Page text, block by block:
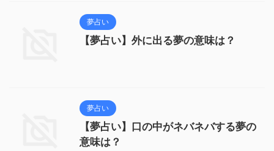
夢占い
【夢占い】外に出る夢の意味は？
夢占い
【夢占い】口の中がネバネバする夢の
意味は？